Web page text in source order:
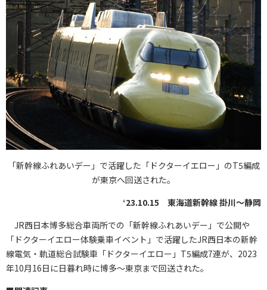
「新幹線ふれあいデー」で活躍した「ドクターイエロー」のT5編成
が東京へ回送された。
‘23.10.15 東海道新幹線 掛川～静岡
JR西日本博多総合車両所での「新幹線ふれあいデー」で公開や
「ドクターイエロー体験乗車イベント」で活躍したJR西日本の新幹
線電気・軌道総合試験車「ドクターイエロー」T5編成7連が、2023
年10月16日に日暮れ時に博多～東京まで回送された。